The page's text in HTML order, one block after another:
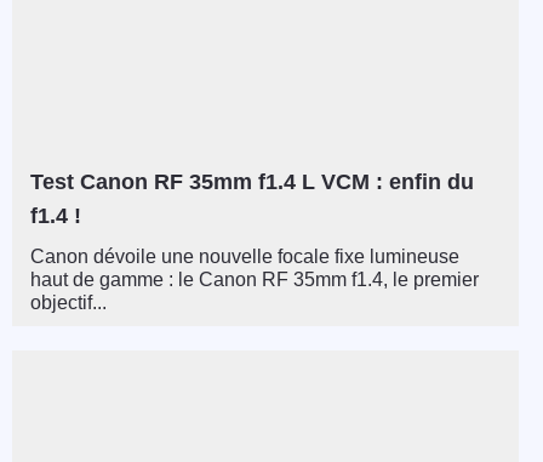
Test Canon RF 35mm f1.4 L VCM : enfin du
f1.4 !
Canon dévoile une nouvelle focale fixe lumineuse
haut de gamme : le Canon RF 35mm f1.4, le premier
objectif...